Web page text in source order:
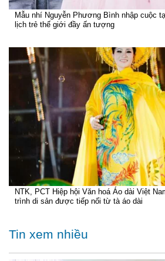
Mẫu nhí Nguyễn Phương Bình nhập cuộc
lịch trẻ thế giới đầy ấn tượng
NTK, PCT Hiệp hội Văn hoá Áo dài Việt
trình di sản được tiếp nối từ tà áo dài
Tin xem nhiều